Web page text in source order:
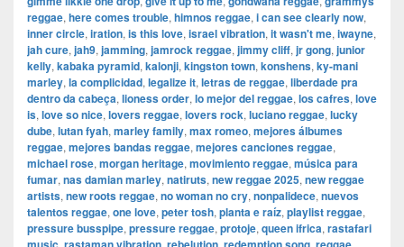
reggae, here comes trouble, himnos reggae, i can see clearly now,
inner circle, iration, is this love, israel vibration, it wasn't me, iwayne,
jah cure, jah9, jamming, jamrock reggae, jimmy cliff, jr gong, junior
kelly, kabaka pyramid, kalonji, kingston town, konshens, ky-mani
marley, la complicidad, legalize it, letras de reggae, liberdade pra
dentro da cabeça, lioness order, lo mejor del reggae, los cafres, love
is, love so nice, lovers reggae, lovers rock, luciano reggae, lucky
dube, lutan fyah, marley family, max romeo, mejores álbumes
reggae, mejores bandas reggae, mejores canciones reggae,
michael rose, morgan heritage, movimiento reggae, música para
fumar, nas damian marley, natiruts, new reggae 2025, new reggae
artists, new roots reggae, no woman no cry, nonpalidece, nuevos
talentos reggae, one love, peter tosh, planta e raíz, playlist reggae,
pressure busspipe, pressure reggae, protoje, queen ifrica, rastafari